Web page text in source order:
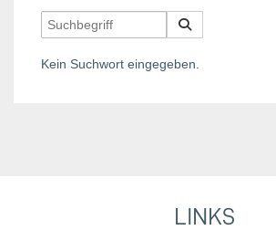
Kein Suchwort eingegeben.
LINKS